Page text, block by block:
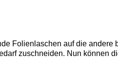
Folienlaschen auf die andere
zuschneiden. Nun können